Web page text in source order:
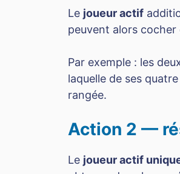
Le joueur actif
peuvent alors
Par exemple : les
laquelle de ses
rangée.
Action 2 —
Le joueur actif